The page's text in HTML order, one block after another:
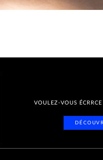
VOULEZ-VOUS